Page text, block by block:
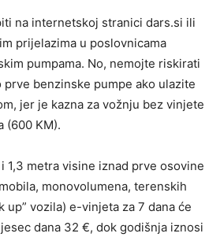
na internetskoj stranici dars.si ili
prijelazima u poslovnicama
pumpama. No, nemojte riskirati
benzinske pumpe ako ulazite
jer je kazna za vožnju bez vinjete
(600 KM).
1,3 metra visine iznad prve osovine
monovolumena, terenskih
up” vozila) e-vinjeta za 7 dana će
dana 32 €, dok godišnja iznosi